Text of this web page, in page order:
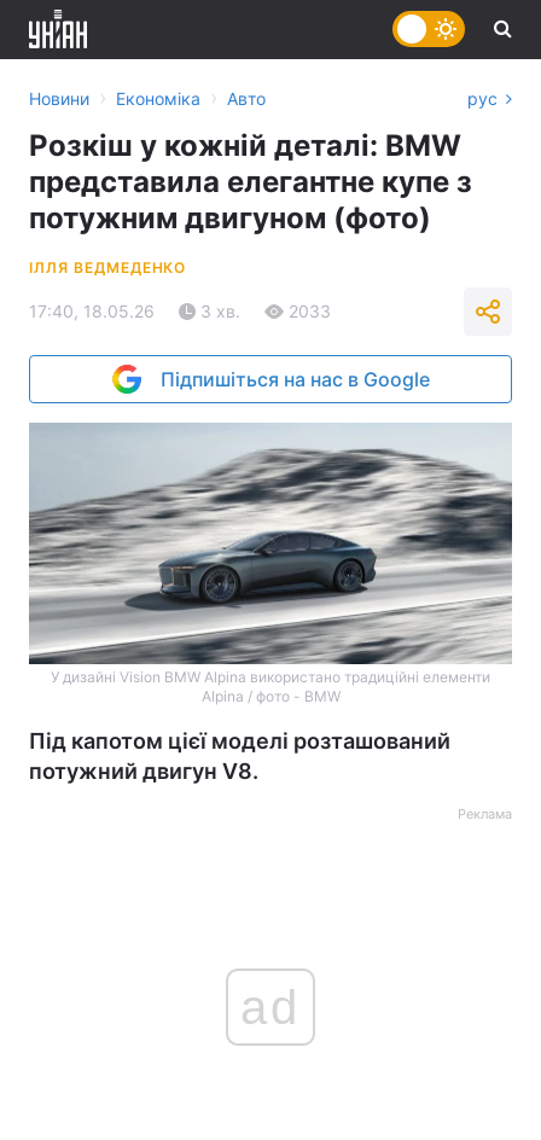
Новини › Економіка › Авто рус
Розкіш у кожній деталі: BMW
представила елегантне купе з
потужним двигуном (фото)
ІЛЛЯ ВЕДМЕДЕНКО
17:40, 18.05.26 3 хв. 2033
Підпишіться на нас в Google
У дизайні Vision BMW Alpina використано традиційні елементи
Alpina / фото - BMW
Під капотом цієї моделі розташований
потужний двигун V8.
Реклама
ad